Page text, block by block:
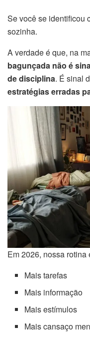
Se você se identificou
sozinha.
A verdade é que, na
bagunçada não é
de disciplina. É sinal
estratégias erradas
Em 2026, nossa rotina
Mais tarefas
Mais informação
Mais estímulos
Mais cansaço